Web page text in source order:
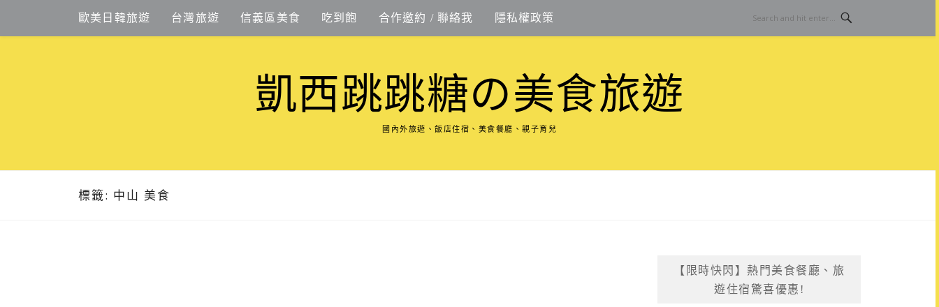
content
歐美日韓旅遊 台灣旅遊 信義區美食 吃到飽 合作邀約 / 聯絡我 隱私權政策
凱西跳跳糖の美食旅遊
國內外旅遊、飯店住宿、美食餐廳、親子育兒
標籤: 中山 美食
【限時快閃】熱門美食餐廳、旅
遊住宿驚喜優惠!